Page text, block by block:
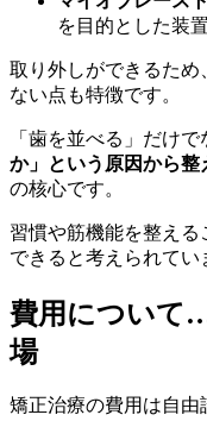
を目的とした装置
取り外しができるた
ない点も特徴です。
「歯を並べる」だけで
か」という原因から整
の核心です。
習慣や筋機能を整え
できると考えられてい
費用について
場
矯正治療の費用は自由